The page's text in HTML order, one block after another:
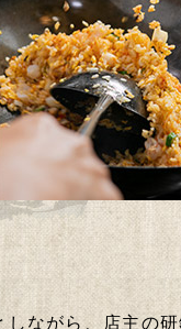
しながら、店主の研